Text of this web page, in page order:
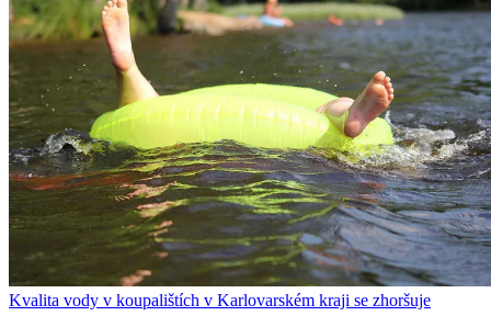
Kvalita vody v koupalištích v Karlovarském kraji se zhoršuje